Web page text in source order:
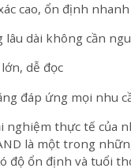
cao, ổn định nhanh
lâu dài không cần
dễ đọc
đáp ứng mọi nhu
nghiệm thực tế của
là một trong
độ ổn định và tuổi